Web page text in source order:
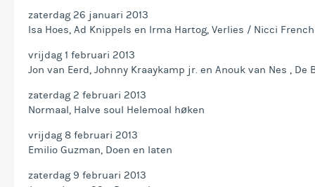
zaterdag 26 januari 2013
Isa Hoes, Ad Knippels en Irma Hartog, Verlies / Nicci French
vrijdag 1 februari 2013
Jon van Eerd, Johnny Kraaykamp jr. en Anouk van Nes , De
zaterdag 2 februari 2013
Normaal, Halve soul Helemoal høken
vrijdag 8 februari 2013
Emilio Guzman, Doen en laten
zaterdag 9 februari 2013